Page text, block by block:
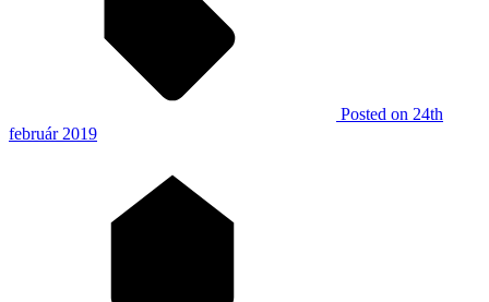
Posted on 24th
február 2019